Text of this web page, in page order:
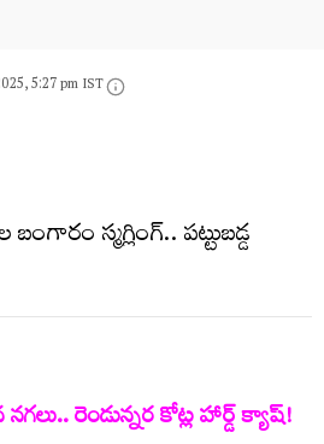
5:27 pm IST
రెండున్నర కోట్ల హార్డ్ క్యాష్‌!